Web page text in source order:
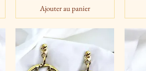
Ajouter au panier